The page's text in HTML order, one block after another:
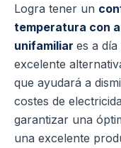
Logra tener un
temperatura con
unifamiliar es a
excelente
que ayudará a
costes de
garantizar una
una excelente